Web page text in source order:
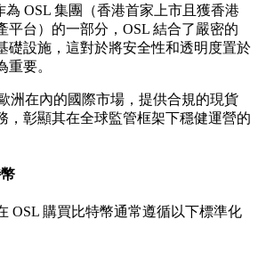
為 OSL 集團（香港首家上市且獲香港
平台）的一部分，OSL 結合了嚴密的
礎設施，這對於將安全性和透明度置於
要。
洲在內的國際市場，提供合規的現貨
，彰顯其在全球監管框架下穩健運營的
OSL 購買比特幣通常遵循以下標準化